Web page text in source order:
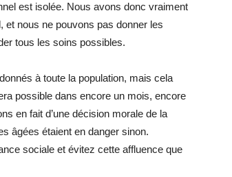
est isolée. Nous avons donc vraiment
et nous ne pouvons pas donner les
tous les soins possibles.
à toute la population, mais cela
possible dans encore un mois, encore
en fait d’une décision morale de la
âgées étaient en danger sinon.
sociale et évitez cette affluence que